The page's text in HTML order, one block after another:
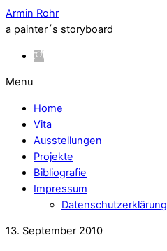
Armin Rohr
a painter´s storyboard
Menu
Home
Vita
Ausstellungen
Projekte
Bibliografie
Impressum
Datenschutzerklärung
13. September 2010